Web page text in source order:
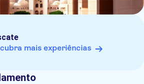
mais experiências